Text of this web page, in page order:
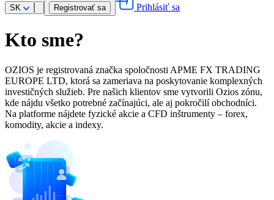
SK Registrovať sa Prihlásiť sa
Kto sme?
OZIOS je registrovaná značka spoločnosti APME FX TRADING
EUROPE LTD, ktorá sa zameriava na poskytovanie komplexných
investičných služieb. Pre našich klientov sme vytvorili Ozios zónu,
kde nájdu všetko potrebné začínajúci, ale aj pokročilí obchodníci.
Na platforme nájdete fyzické akcie a CFD inštrumenty – forex,
komodity, akcie a indexy.